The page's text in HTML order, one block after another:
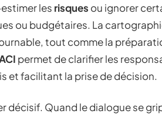
les risques ou ignorer
ou budgétaires. La
tout comme la
permet de clarifier les
et facilitant la prise de décision.
décisif. Quand le dialogue se